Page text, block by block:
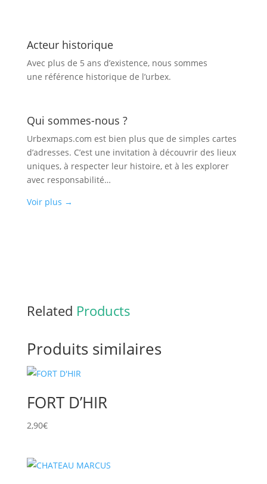
Acteur historique
Avec plus de 5 ans d’existence, nous sommes
une référence historique de l’urbex.
Qui sommes-nous ?
Urbexmaps.com est bien plus que de simples cartes
d’adresses. C’est une invitation à découvrir des lieux
uniques, à respecter leur histoire, et à les explorer
avec responsabilité…
Voir plus →
Related Products
Produits similaires
FORT D’HIR
2,90€